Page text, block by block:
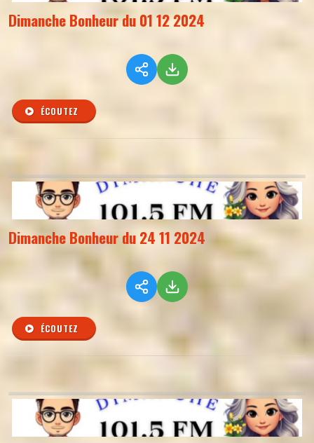
Dimanche Bonheur du 01 12 2024
ÉCOUTEZ
Dimanche Bonheur du 24 11 2024
ÉCOUTEZ